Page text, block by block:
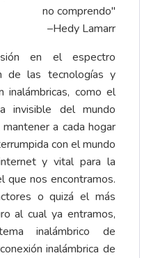
no comprendo"
–Hedy Lamarr
en el espectro
de las tecnologías y
inalámbricas, como el
invisible del mundo
a cada hogar
con el mundo
y vital para la
que nos encontramos.
o quizá el más
al cual ya entramos,
inalámbrico de
inalámbrica de